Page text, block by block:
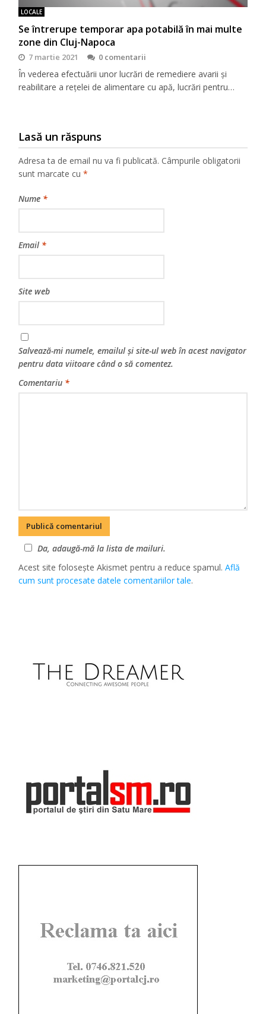
LOCALE
Se întrerupe temporar apa potabilă în mai multe
zone din Cluj-Napoca
7 martie 2021 0 comentarii
În vederea efectuării unor lucrări de remediere avarii și
reabilitare a rețelei de alimentare cu apă, lucrări pentru…
Lasă un răspuns
Adresa ta de email nu va fi publicată. Câmpurile obligatorii
sunt marcate cu*
Nume *
Email *
Site web
Salvează-mi numele, emailul și site-ul web în acest navigator
pentru data viitoare când o să comentez.
Comentariu *
Da, adaugă-mă la lista de mailuri.
Acest site folosește Akismet pentru a reduce spamul.Află
cum sunt procesate datele comentariilor tale.